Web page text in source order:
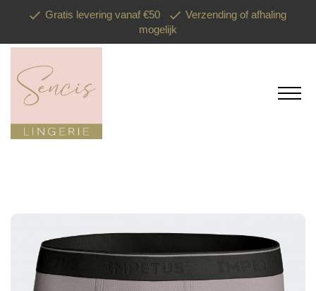
Gratis levering vanaf €50
Verzending of afhaling
mogelijk